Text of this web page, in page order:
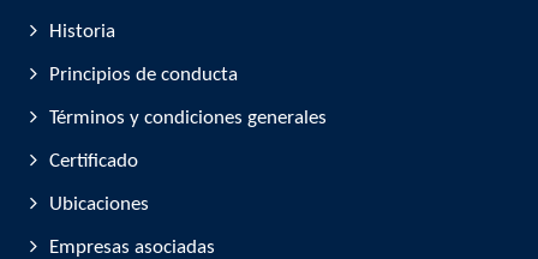
Historia
Principios de conducta
Términos y condiciones generales
Certificado
Ubicaciones
Empresas asociadas